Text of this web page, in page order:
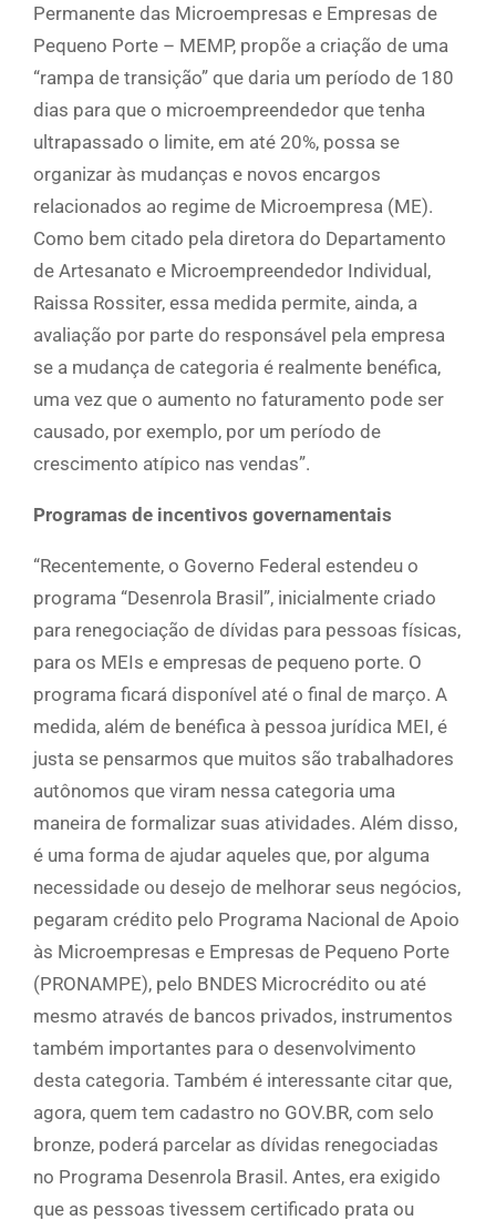
Permanente das Microempresas e Empresas de
Pequeno Porte – MEMP, propõe a criação de uma
“rampa de transição” que daria um período de 180
dias para que o microempreendedor que tenha
ultrapassado o limite, em até 20%, possa se
organizar às mudanças e novos encargos
relacionados ao regime de Microempresa (ME).
Como bem citado pela diretora do Departamento
de Artesanato e Microempreendedor Individual,
Raissa Rossiter, essa medida permite, ainda, a
avaliação por parte do responsável pela empresa
se a mudança de categoria é realmente benéfica,
uma vez que o aumento no faturamento pode ser
causado, por exemplo, por um período de
crescimento atípico nas vendas”.
Programas de incentivos governamentais
“Recentemente, o Governo Federal estendeu o
programa “Desenrola Brasil”, inicialmente criado
para renegociação de dívidas para pessoas físicas,
para os MEIs e empresas de pequeno porte. O
programa ficará disponível até o final de março. A
medida, além de benéfica à pessoa jurídica MEI, é
justa se pensarmos que muitos são trabalhadores
autônomos que viram nessa categoria uma
maneira de formalizar suas atividades. Além disso,
é uma forma de ajudar aqueles que, por alguma
necessidade ou desejo de melhorar seus negócios,
pegaram crédito pelo Programa Nacional de Apoio
às Microempresas e Empresas de Pequeno Porte
(PRONAMPE), pelo BNDES Microcrédito ou até
mesmo através de bancos privados, instrumentos
também importantes para o desenvolvimento
desta categoria. Também é interessante citar que,
agora, quem tem cadastro no GOV.BR, com selo
bronze, poderá parcelar as dívidas renegociadas
no Programa Desenrola Brasil. Antes, era exigido
que as pessoas tivessem certificado prata ou